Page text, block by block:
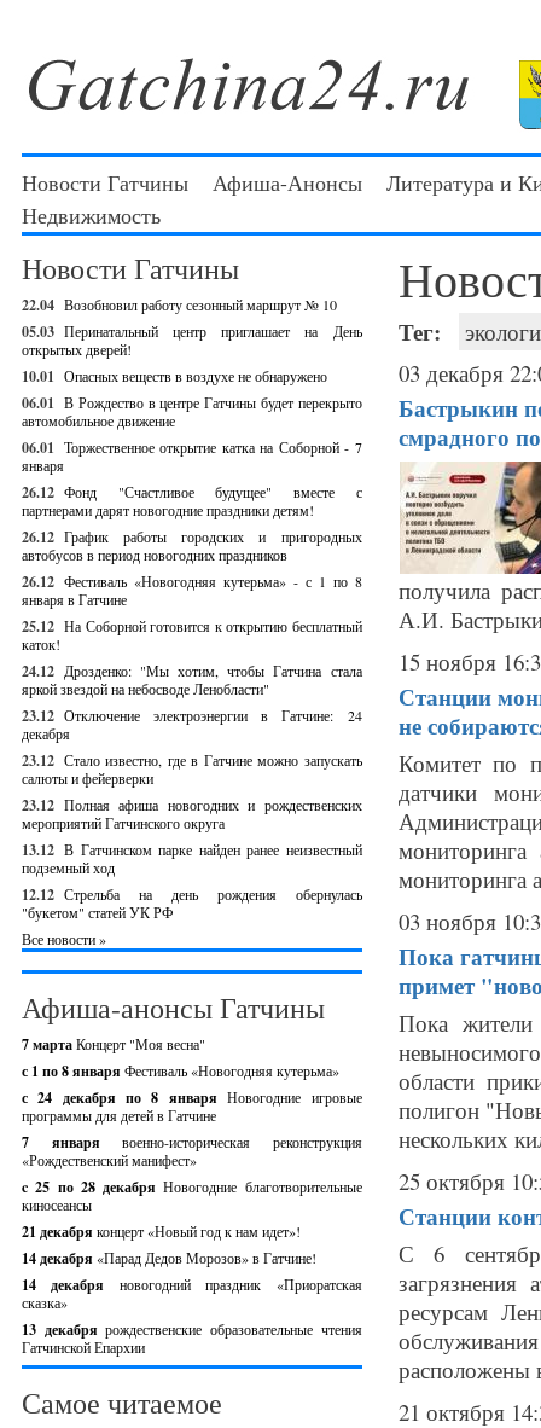
Новости Гатчины Афиша-Анонсы
Литература и
Недвижимость
Новости Гатчины
22.04 Возобновил работу сезонный маршрут № 10
05.03 Перинатальный центр приглашает на День
открытых дверей!
10.01 Опасных веществ в воздухе не обнаружено
06.01 В Рождество в центре Гатчины будет перекрыто
автомобильное движение
06.01 Торжественное открытие катка на Соборной - 7
января
26.12 Фонд "Счастливое будущее" вместе с
партнерами дарят новогодние праздники детям!
26.12 График работы городских и пригородных
автобусов в период новогодних праздников
26.12 Фестиваль «Новогодняя кутерьма» - с 1 по 8
января в Гатчине
25.12 На Соборной готовится к открытию бесплатный
каток!
24.12 Дрозденко: "Мы хотим, чтобы Гатчина стала
яркой звездой на небосводе Ленобласти"
23.12 Отключение электроэнергии в Гатчине: 24
декабря
23.12 Стало известно, где в Гатчине можно запускать
салюты и фейерверки
23.12 Полная афиша новогодних и рождественских
мероприятий Гатчинского округа
13.12 В Гатчинском парке найден ранее неизвестный
подземный ход
12.12 Стрельба на день рождения обернулась
"букетом" статей УК РФ
Все новости »
Афиша-анонсы Гатчины
7 мартаКонцерт "Моя весна"
с 1 по 8 января Фестиваль «Новогодняя кутерьма»
с 24 декабря по 8 январяНовогодние игровые
программы для детей в Гатчине
7 январявоенно-историческая реконструкция
«Рождественский манифест»
c 25 по 28 декабряНовогодние благотворительные
киносеансы
21 декабря концерт «Новый год к нам идет»!
14 декабря «Парад Дедов Морозов» в Гатчине!
14 декабря новогодний праздник «Приоратская
сказка»
13 декабрярождественские образовательные чтения
Гатчинской Епархии
Самое читаемое
Тег:
03 декабря
Бастрыкин
смрадного
получила
А.И.
15 ноября
Станции
не
Комитет по
датчики
мониторинга
03 ноября
Пока
примет
Пока
области
полигон
нескольких
25 октября
Станции
С 6
ресурсам
расположены
21 октября